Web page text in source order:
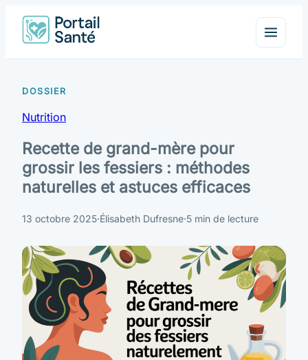
Nutrition
Recette de grand-mère pour
grossir les fessiers : méthodes
naturelles et astuces efficaces
13 octobre 2025·Élisabeth Dufresne·5 min de lecture